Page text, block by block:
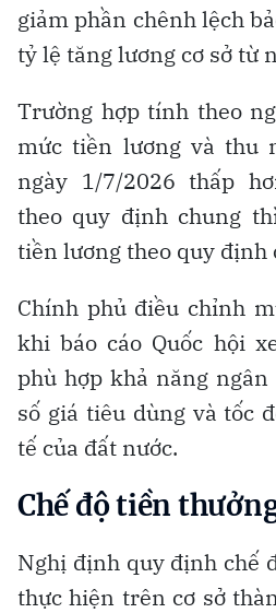
giảm phần chênh lệch
tỷ lệ tăng lương cơ sở từ
Trường hợp tính theo
mức tiền lương và thu
ngày 1/7/2026 thấp
theo quy định chung
tiền lương theo quy định
Chính phủ điều chỉnh
khi báo cáo Quốc hội
phù hợp khả năng
số giá tiêu dùng và tốc
tế của đất nước.
Chế độ tiền
Nghị định quy định chế
thực hiện trên cơ sở